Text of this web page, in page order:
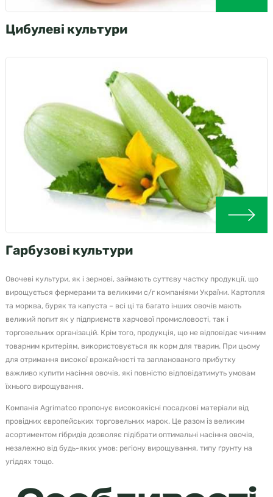
Цибулеві культури
Гарбузові культури
Овочеві культури, як і зернові, займають суттєву частку продукції, що
вирощується фермерами та великими с/г компаніями України. Картопля
та морква, буряк та капуста – всі ці та багато інших овочів мають
великий попит як у підприємств харчової промисловості, так і
торговельних організацій. Крім того, продукція, що не відповідає чинним
товарним критеріям, використовується як корм для тварин. При цьому
для отримання високої врожайності та запланованого прибутку
важливо купити насіння овочів, які повністю відповідатимуть умовам
їхнього вирощування.
Компанія Agrimatco пропонує високоякісні посадкові матеріали від
провідних європейських торговельних марок. Це разом із великим
асортиментом гібридів дозволяє підібрати оптимальні насіння овочів,
незалежно від будь-яких умов: регіону вирощування, типу ґрунту на
угіддях тощо.